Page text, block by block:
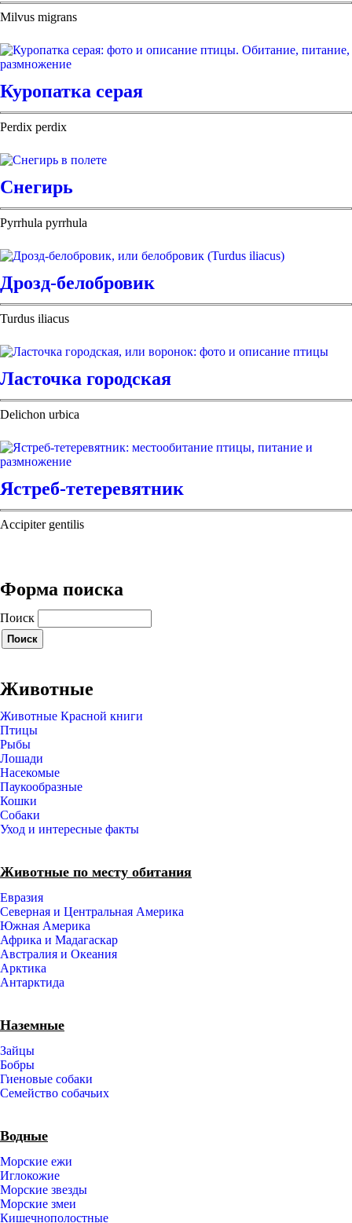
Milvus migrans
Куропатка серая
Perdix perdix
Снегирь
Pyrrhula pyrrhula
Дрозд-белобровик
Turdus iliacus
Ласточка городская
Delichon urbica
Ястреб-тетеревятник
Accipiter gentilis
Форма поиска
Поиск
Животные
Животные Красной книги
Птицы
Рыбы
Лошади
Насекомые
Паукообразные
Кошки
Собаки
Уход и интересные факты
Животные по месту обитания
Евразия
Северная и Центральная Америка
Южная Америка
Африка и Мадагаскар
Австралия и Океания
Арктика
Антарктида
Наземные
Зайцы
Бобры
Гиеновые собаки
Семейство собачьих
Водные
Морские ежи
Иглокожие
Морские звезды
Морские змеи
Кишечнополостные